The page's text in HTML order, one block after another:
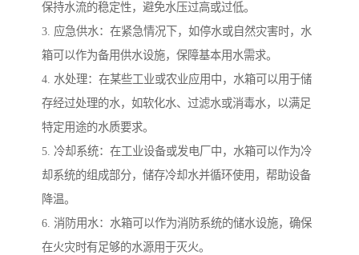
保持水流的稳定性，避免水压过高或过低。
3. 应急供水：在紧急情况下，如停水或自然灾害时，水
箱可以作为备用供水设施，保障基本用水需求。
4. 水处理：在某些工业或农业应用中，水箱可以用于储
存经过处理的水，如软化水、过滤水或消毒水，以满足
特定用途的水质要求。
5. 冷却系统：在工业设备或发电厂中，水箱可以作为冷
却系统的组成部分，储存冷却水并循环使用，帮助设备
降温。
6. 消防用水：水箱可以作为消防系统的储水设施，确保
在火灾时有足够的水源用于灭火。